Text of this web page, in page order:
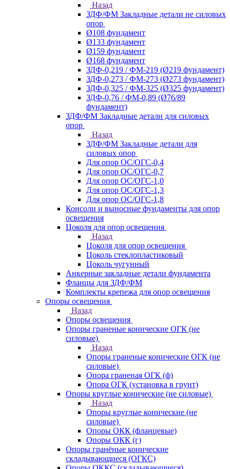
Назад
ЗДФ/ФМ Закладные детали не силовых
опор
Ø108 фундамент
Ø133 фундамент
Ø159 фундамент
Ø168 фундамент
ЗДФ-0,219 / ФМ-219 (Ø219 фундамент)
ЗДФ-0,273 / ФМ-273 (Ø273 фундамент)
ЗДФ-0,325 / ФМ-325 (Ø325 фундамент)
ЗДФ-0,76 / ФМ-0,89 (Ø76/89
фундамент)
ЗДФ/ФМ Закладные детали для силовых
опор
Назад
ЗДФ/ФМ Закладные детали для
силовых опор
Для опор ОС/ОГС-0,4
Для опор ОС/ОГС-0,7
Для опор ОС/ОГС-1,0
Для опор ОС/ОГС-1,3
Для опор ОС/ОГС-1,8
Консоли и выносные фундаменты для опор
освещения
Цоколя для опор освещения
Назад
Цоколя для опор освещения
Цоколь стеклопластиковый
Цоколь чугунный
Анкерные закладные детали фундамента
Фланцы для ЗДФ/ФМ
Комплекты крепежа для опор освещения
Опоры освещения
Назад
Опоры освещения
Опоры граненые конические ОГК (не
силовые)
Назад
Опоры граненые конические ОГК (не
силовые)
Опора граненая ОГК (ф)
Опора ОГК (установка в грунт)
Опоры круглые конические (не силовые)
Назад
Опоры круглые конические (не
силовые)
Опоры ОКК (фланцевые)
Опоры ОКК (г)
Опоры гранёные конические
складывающиеся (ОГКС)